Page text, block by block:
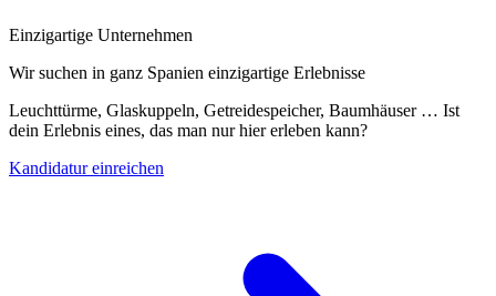
Einzigartige Unternehmen
Wir suchen in ganz Spanien einzigartige Erlebnisse
Leuchttürme, Glaskuppeln, Getreidespeicher, Baumhäuser … Ist
dein Erlebnis eines, das man nur hier erleben kann?
Kandidatur einreichen